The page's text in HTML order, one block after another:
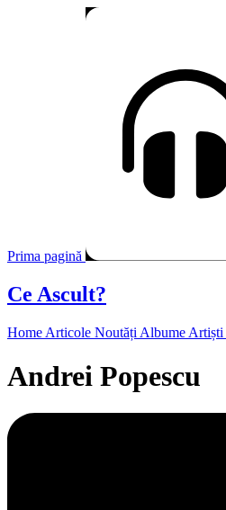
Prima pagină
Ce Ascult?
Home Articole Noutăți Albume Artiști
Andrei Popescu